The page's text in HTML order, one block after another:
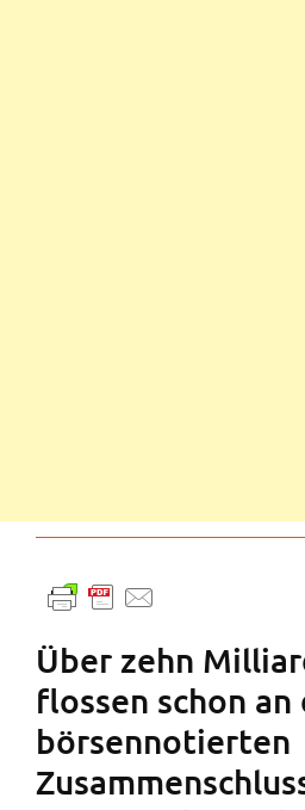
Über zehn
flossen schon an
börsennotierten